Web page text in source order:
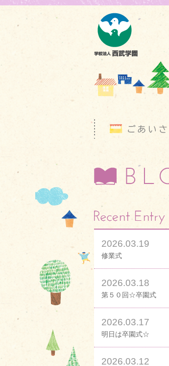
2026.03.19
修業式
2026.03.18
第５０回☆卒園式
2026.03.17
明日は卒園式☆
2026.03.12